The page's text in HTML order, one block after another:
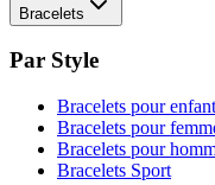
Bracelets
Par Style
Bracelets pour
Bracelets pour
Bracelets pour
Bracelets Sport